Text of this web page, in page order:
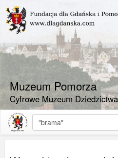
Muzeum Pomorza
Cyfrowe Muzeum